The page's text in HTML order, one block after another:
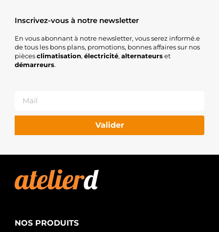
Inscrivez-vous à notre newsletter
En vous abonnant à notre newsletter, vous serez informé.e
de tous les bons plans, promotions, bonnes affaires sur nos
piècesclimatisation, électricité, alternateurset
démarreurs.
Valider
NOS PRODUITS